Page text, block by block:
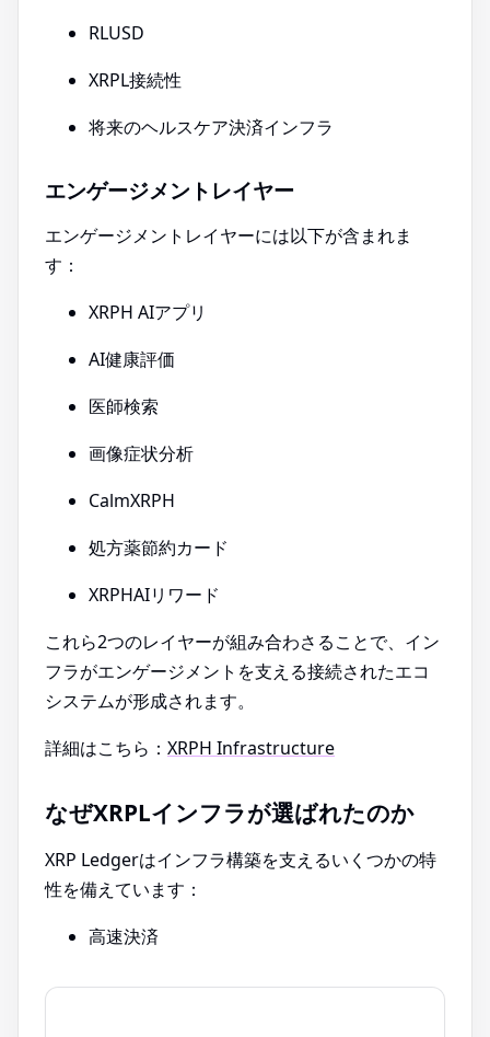
RLUSD
XRPL接続性
将来のヘルスケア決済インフラ
エンゲージメントレイヤー
エンゲージメントレイヤーには以下が含まれま
す：
XRPH AIアプリ
AI健康評価
医師検索
画像症状分析
CalmXRPH
処方薬節約カード
XRPHAIリワード
これら2つのレイヤーが組み合わさることで、イン
フラがエンゲージメントを支える接続されたエコ
システムが形成されます。
詳細はこちら： XRPH Infrastructure
なぜXRPLインフラが選ばれたのか
XRP Ledgerはインフラ構築を支えるいくつかの特
性を備えています：
高速決済